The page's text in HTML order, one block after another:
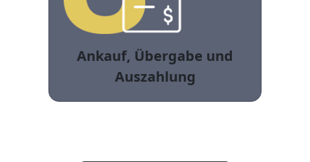
Ankauf, Übergabe und
Auszahlung